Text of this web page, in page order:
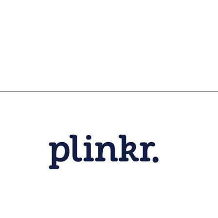
OVER ROOD
DOORBRAAKMETHODE
COLLECTIEF SCHULDREGELEN
DE VOORZIENINGENWIJZER